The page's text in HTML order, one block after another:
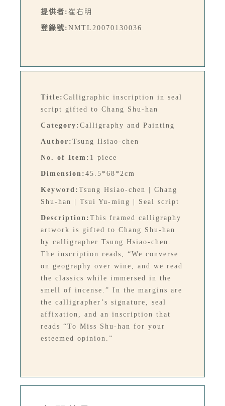
提供者: 崔右明
登錄號: NMTL20070130036
Title: Calligraphic inscription in seal
script gifted to Chang Shu-han
Category: Calligraphy and Painting
Author: Tsung Hsiao-chen
No. of Item: 1 piece
Dimension: 45.5*68*2cm
Keyword: Tsung Hsiao-chen | Chang
Shu-han | Tsui Yu-ming | Seal script
Description: This framed calligraphy
artwork is gifted to Chang Shu-han
by calligrapher Tsung Hsiao-chen.
The inscription reads, “We converse
on geography over wine, and we read
the classics while immersed in the
smell of incense.” In the margins are
the calligrapher’s signature, seal
affixation, and an inscription that
reads “To Miss Shu-han for your
esteemed opinion.”